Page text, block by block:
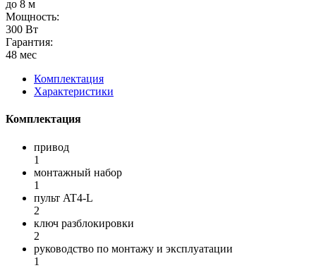
до 8 м
Мощность:
300 Вт
Гарантия:
48 мес
Комплектация
Характеристики
Комплектация
привод
1
монтажный набор
1
пульт AT4-L
2
ключ разблокировки
2
руководство по монтажу и эксплуатации
1